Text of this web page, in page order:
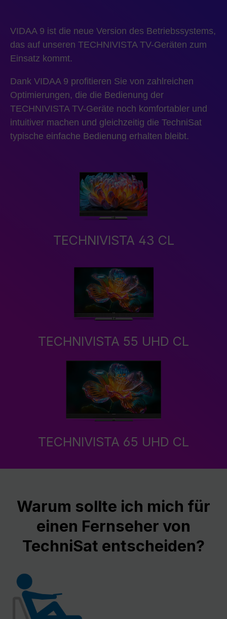
VIDAA 9 ist die neue Version des Betriebssystems,
das auf unseren TECHNIVISTA TV-Geräten zum
Einsatz kommt.
Dank VIDAA 9 profitieren Sie von zahlreichen
Optimierungen, die die Bedienung der
TECHNIVISTA TV-Geräte noch komfortabler und
intuitiver machen und gleichzeitig die TechniSat
typische einfache Bedienung erhalten bleibt.
TECHNIVISTA 43 CL
TECHNIVISTA 55 UHD CL
TECHNIVISTA 65 UHD CL
Warum sollte ich mich für
einen Fernseher von
TechniSat entscheiden?